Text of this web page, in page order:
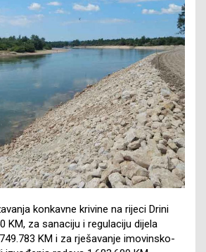
konkavne krivine na rijeci Drini
KM, za sanaciju i regulaciju dijela
KM i za rješavanje imovinsko-